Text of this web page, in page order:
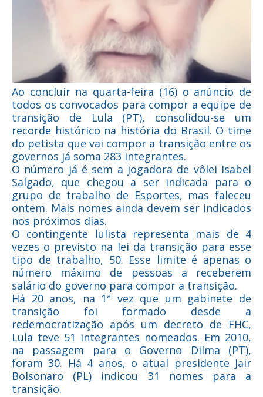
Ao concluir na quarta-feira (16) o anúncio de
todos os convocados para compor a equipe de
transição de Lula (PT), consolidou-se um
recorde histórico na história do Brasil. O time
do petista que vai compor a transição entre os
governos já soma 283 integrantes.
O número já é sem a jogadora de vôlei Isabel
Salgado, que chegou a ser indicada para o
grupo de trabalho de Esportes, mas faleceu
ontem. Mais nomes ainda devem ser indicados
nos próximos dias.
O contingente lulista representa mais de 4
vezes o previsto na lei da transição para esse
tipo de trabalho, 50. Esse limite é apenas o
número máximo de pessoas a receberem
salário do governo para compor a transição.
Há 20 anos, na 1ª vez que um gabinete de
transição foi formado desde a
redemocratização após um decreto de FHC,
Lula teve 51 integrantes nomeados. Em 2010,
na passagem para o Governo Dilma (PT),
foram 30. Há 4 anos, o atual presidente Jair
Bolsonaro (PL) indicou 31 nomes para a
transição.